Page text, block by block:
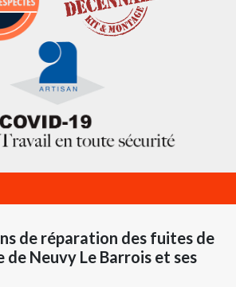
de réparation des fuites de
Neuvy Le Barrois et ses